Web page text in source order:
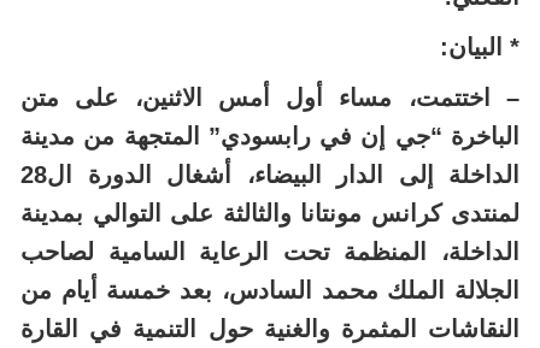
* البيان:
– اختتمت، مساء أول أمس الاثنين، على متن
الباخرة “جي إن في رابسودي” المتجهة من مدينة
الداخلة إلى الدار البيضاء، أشغال الدورة ال28
لمنتدى كرانس مونتانا والثالثة على التوالي بمدينة
الداخلة، المنظمة تحت الرعاية السامية لصاحب
الجلالة الملك محمد السادس، بعد خمسة أيام من
النقاشات المثمرة والغنية حول التنمية في القارة